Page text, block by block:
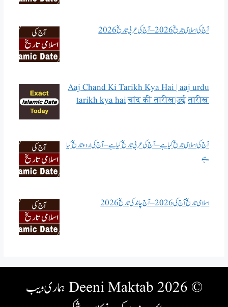
آج کی اسلامی تاریخ 2026 – آج کی عربی تاریخ 2026
Aaj Chand Ki Tarikh Kya Hai | aaj urdu
tarikh kya hai|चांद की तारीख|उर्दू तारीख
آج کی اسلامی تاریخ کیا ہے – آج کی عربی تاریخ کیا ہے – آج کی اردو تاریخ کیا
ہے
اسلامی تاریخ آج کی 2026 – آج چاند کی تاریخ 2026
© 2026 Deeni Maktab
ہماری ویب